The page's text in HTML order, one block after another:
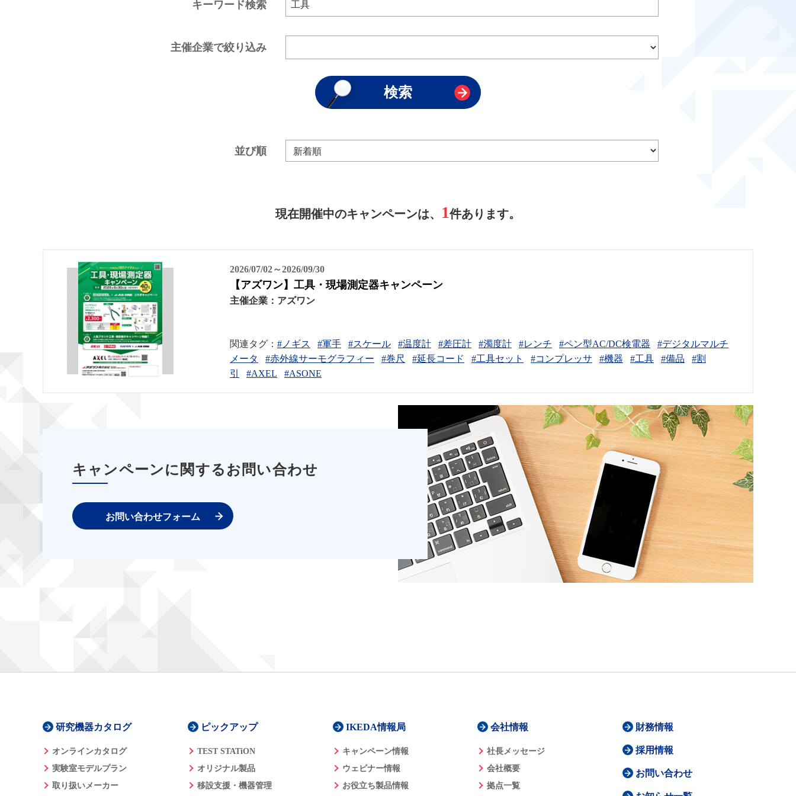
キーワード検索
主催企業で絞り込み
並び順
現在開催中のキャンペーンは、 1件あります。
2026/07/02～2026/09/30
【アズワン】工具・現場測定器キャンペーン
主催企業： アズワン
関連タグ： #ノギス #軍手 #スケール #温度計 #差圧計 #濁度計 #レンチ #ペン型AC/DC検電器
#デジタルマルチ
メータ
#赤外線サーモグラフィー #巻尺 #延長コード #工具セット #コンプレッサ #機器 #工具 #備品
#割
引
#AXEL #ASONE
キャンペーンに関するお問い合わせ
お問い合わせフォーム
研究機器カタログ
オンラインカタログ
実験室モデルプラン
取り扱いメーカー
ピックアップ
TEST STATiON
オリジナル製品
移設支援・機器管理
IKEDA情報局
キャンペーン情報
ウェビナー情報
お役立ち製品情報
会社情報
社長メッセージ
会社概要
拠点一覧
財務情報
採用情報
お問い合わせ